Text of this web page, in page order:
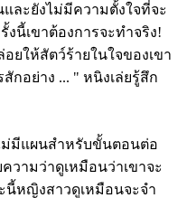
ละยังไม่มีความตั้งใจที่จะ
งนี้เขาต้องการจะทำจริง!
ยให้สัตว์ร้ายในใจของเขา
กอย่าง ... " หนิงเล่ยรู้สึก
ม่มีแผนสำหรับขั้นตอนต่อ
วามว่าดูเหมือนว่าเขาจะ
นี้หญิงสาวดูเหมือนจะจำ